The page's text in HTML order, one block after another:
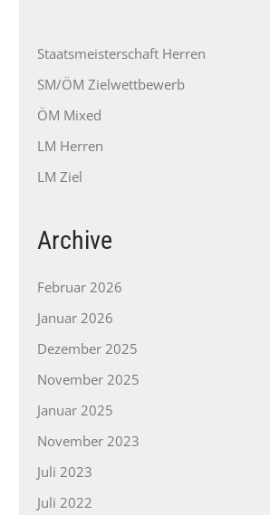
Staatsmeisterschaft Herren
SM/ÖM Zielwettbewerb
ÖM Mixed
LM Herren
LM Ziel
Archive
Februar 2026
Januar 2026
Dezember 2025
November 2025
Januar 2025
November 2023
Juli 2023
Juli 2022